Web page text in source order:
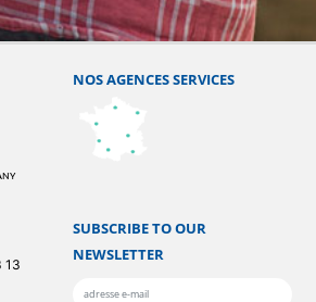
13
NOS AGENCES SERVICES
SUBSCRIBE TO OUR
NEWSLETTER